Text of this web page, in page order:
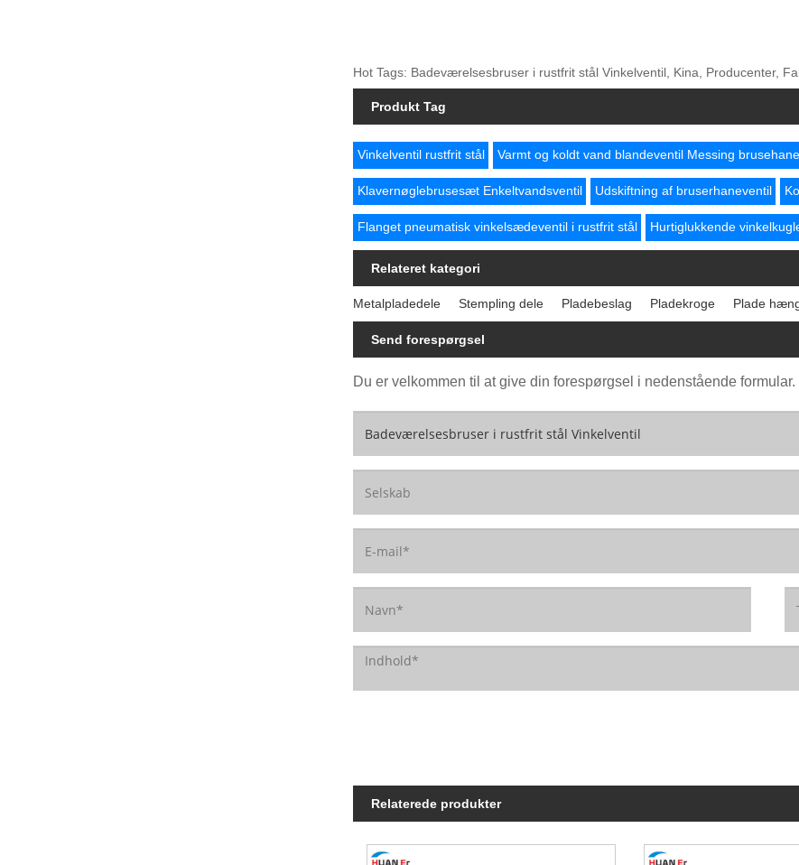
Hot Tags: Badeværelsesbruser i rustfrit stål Vinkelventil, Kina, Producenter,
Produkt Tag
Vinkelventil rustfrit stål Varmt og koldt vand blandeventil Messing brusehane
Klavernøglebrusesæt Enkeltvandsventil Udskiftning af bruserhaneventil
Flanget pneumatisk vinkelsædeventil i rustfrit stål Hurtiglukkende
Relateret kategori
Metalpladedele Stempling dele Pladebeslag Pladekroge Plade
Send forespørgsel
Du er velkommen til at give din forespørgsel i nedenstående
Relaterede produkter